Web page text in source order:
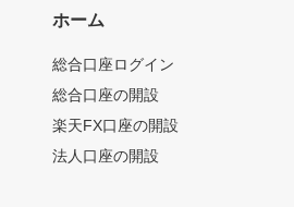
ホーム
総合口座ログイン
総合口座の開設
楽天FX口座の開設
法人口座の開設